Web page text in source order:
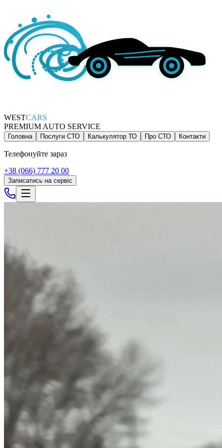
WESTCARS
PREMIUM AUTO SERVICE
Головна Послуги СТО Калькулятор ТО Про СТО Контакти
Телефонуйте зараз
+38 (066) 777 20 00
Записатись на сервіс